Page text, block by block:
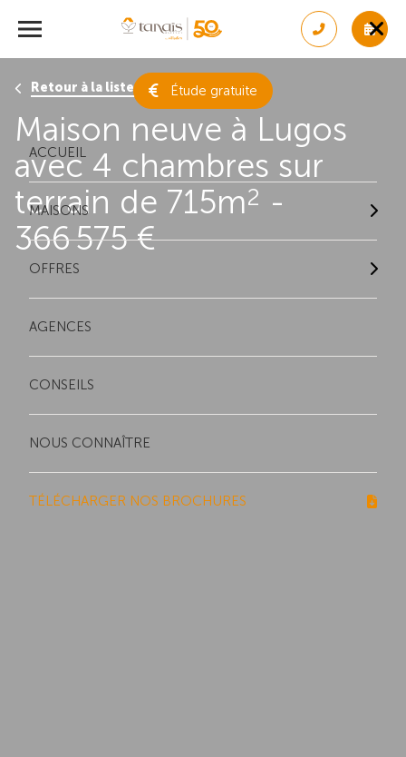
Étude gratuite
ACCUEIL
MAISONS
OFFRES
AGENCES
CONSEILS
NOUS CONNAÎTRE
TÉLÉCHARGER NOS BROCHURES
Retour à la liste des résultats
Maison neuve à Lugos
avec 4 chambres sur
terrain de 715m2 -
366 575 €